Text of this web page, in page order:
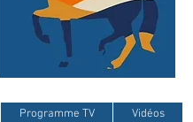
Programme TV Vidéos